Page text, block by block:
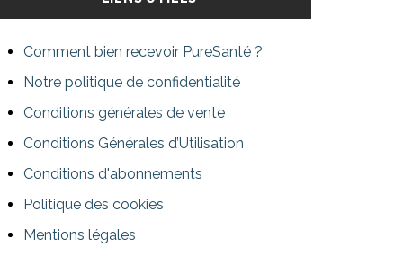
Comment bien recevoir PureSanté ?
Notre politique de confidentialité
Conditions générales de vente
Conditions Générales d’Utilisation
Conditions d'abonnements
Politique des cookies
Mentions légales